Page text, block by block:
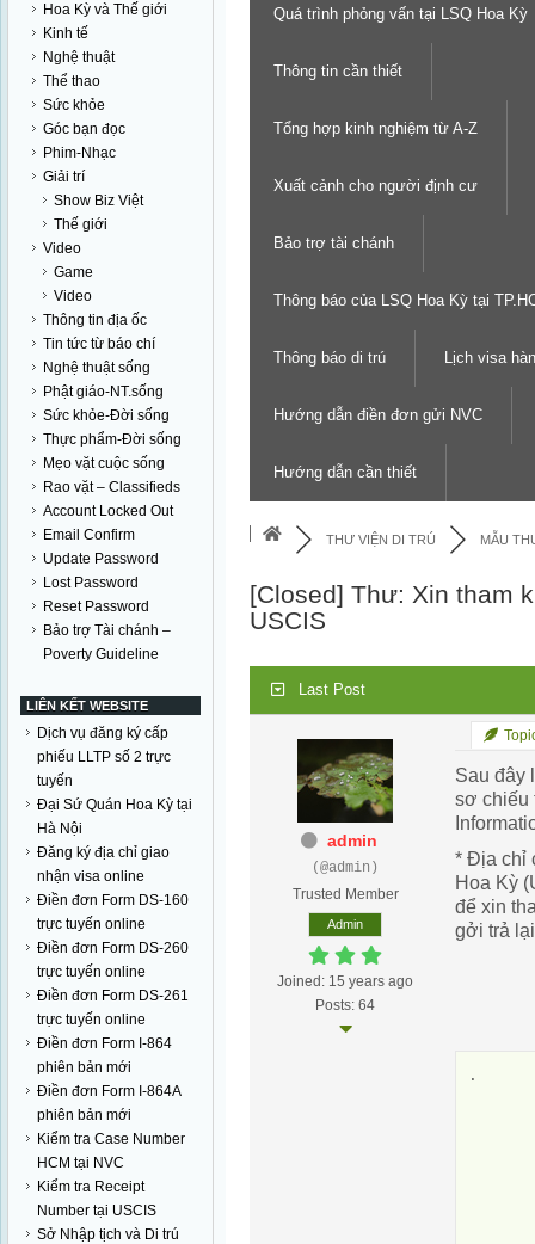
Hoa Kỳ và Thế giới
Kinh tế
Nghệ thuật
Thể thao
Sức khỏe
Góc bạn đọc
Phim-Nhạc
Giải trí
Show Biz Việt
Thế giới
Video
Game
Video
Thông tin địa ốc
Tin tức từ báo chí
Nghệ thuật sống
Phật giáo-NT.sống
Sức khỏe-Đời sống
Thực phẩm-Đời sống
Mẹo vặt cuộc sống
Rao vặt – Classifieds
Account Locked Out
Email Confirm
Update Password
Lost Password
Reset Password
Bảo trợ Tài chánh –
Poverty Guideline
LIÊN KẾT WEBSITE
Dịch vụ đăng ký cấp
phiếu LLTP số 2 trực
tuyến
Đại Sứ Quán Hoa Kỳ tại
Hà Nội
Đăng ký địa chỉ giao
nhận visa online
Điền đơn Form DS-160
trực tuyến online
Điền đơn Form DS-260
trực tuyến online
Điền đơn Form DS-261
trực tuyến online
Điền đơn Form I-864
phiên bản mới
Điền đơn Form I-864A
phiên bản mới
Kiểm tra Case Number
HCM tại NVC
Kiểm tra Receipt
Number tại USCIS
Sở Nhập tịch và Di trú
Quá trình phỏng vấn tại LSQ Hoa Kỳ
Thông tin cần thiết
Tổng hợp kinh nghiệm từ A-Z
Xuất cảnh cho người định cư
Bảo trợ tài chánh
Thông báo của LSQ Hoa Kỳ tại
Thông báo di trú Lịch visa
Hướng dẫn điền đơn gửi NVC
Hướng dẫn cần thiết
THƯ VIỆN DI TRÚ MẪU
[Closed] Thư: Xin tham
USCIS
Last Post
admin
(@admin)
Trusted Member
Admin
Joined: 15 years ago
Posts: 64
Sau đây
sơ chiếu
* Địa chỉ
Hoa Kỳ
để xin
gởi trả